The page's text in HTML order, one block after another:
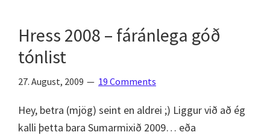
Hress 2008 – fáránlega góð
tónlist
27. August, 2009 19 Comments
Hey, betra (mjög) seint en aldrei ;) Liggur við að ég
kalli þetta bara Sumarmixið 2009… eða